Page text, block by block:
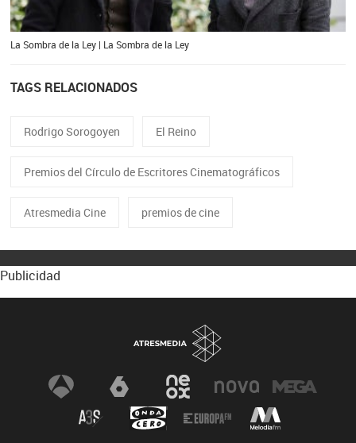
La Sombra de la Ley | La Sombra de la Ley
TAGS RELACIONADOS
Rodrigo Sorogoyen El Reino
Premios del Círculo de Escritores Cinematográficos
Atresmedia Cine premios de cine
Publicidad